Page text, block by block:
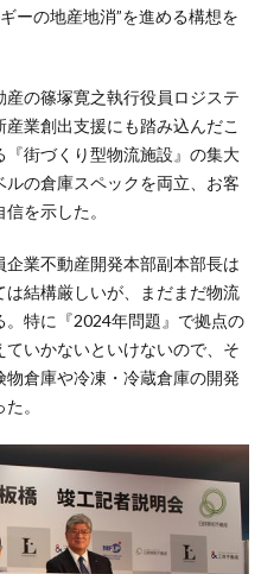
ーの地産地消”を進める構想を
の篠塚寛之執行役員ロジステ
業創出支援にも踏み込んだこ
街づくり型物流施設』の集大
の倉庫スペックを両立、お客
を示した。
業不動産開発本部副本部長は
は結構厳しいが、まだまだ物流
特に『2024年問題』で拠点の
いかないといけないので、そ
倉庫や冷凍・冷蔵倉庫の開発
。